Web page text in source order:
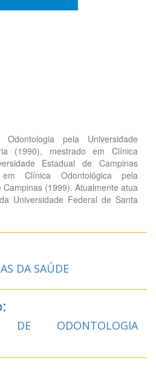
pela Universidade
(1990), mestrado em Clínica
Estadual de Campinas
Clínica Odontológica pela
(1999). Atualmente atua
Universidade Federal de Santa
DA SAÚDE
DE ODONTOLOGIA